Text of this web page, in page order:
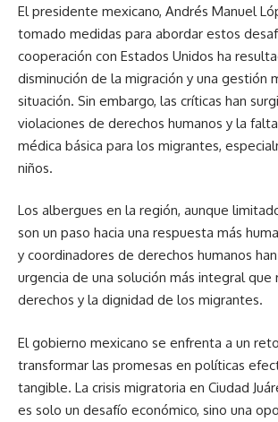
El presidente mexicano, Andrés Manuel
tomado medidas para abordar estos
cooperación con Estados Unidos ha
disminución de la migración y una gestión
situación. Sin embargo, las críticas han
violaciones de derechos humanos y la
médica básica para los migrantes,
niños.
Los albergues en la región, aunque
son un paso hacia una respuesta más
y coordinadores de derechos humanos
urgencia de una solución más integral
derechos y la dignidad de los migrantes.
El gobierno mexicano se enfrenta a un
transformar las promesas en políticas
tangible. La crisis migratoria en Ciudad
es solo un desafío económico, sino una